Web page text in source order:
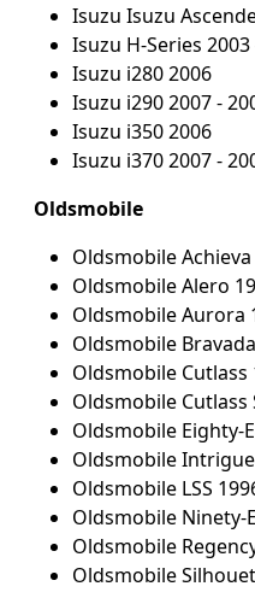
Isuzu Isuzu
Isuzu H-Series 2003
Isuzu i280 2006
Isuzu i290 2007 -
Isuzu i350 2006
Isuzu i370 2007 -
Oldsmobile
Oldsmobile Achieva
Oldsmobile Alero
Oldsmobile Aurora
Oldsmobile
Oldsmobile Cutlass
Oldsmobile Cutlass
Oldsmobile Eighty-
Oldsmobile
Oldsmobile LSS
Oldsmobile Ninety-
Oldsmobile
Oldsmobile